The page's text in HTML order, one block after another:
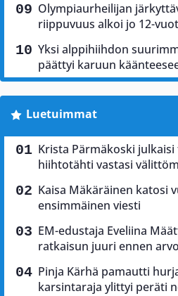
Olympiaurheilijan
riippuvuus alkoi jo 12-
Yksi alppihiihdon
päättyi karuun
Luetuimmat
Krista Pärmäkoski
hiihtotähti vastasi
Kaisa Mäkäräinen katosi
ensimmäinen viesti
EM-edustaja Eveliina
ratkaisun juuri ennen
Pinja Kärhä pamautti
karsintaraja ylittyi peräti